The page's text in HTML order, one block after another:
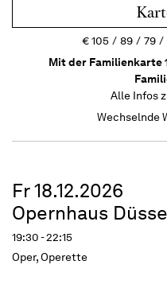
€105 89 79
Mit der Familienkarte
Alle Infos
Wechselnde
Fr 18.12.2026
Opernhaus
19:30 - 22:15
Oper, Operette